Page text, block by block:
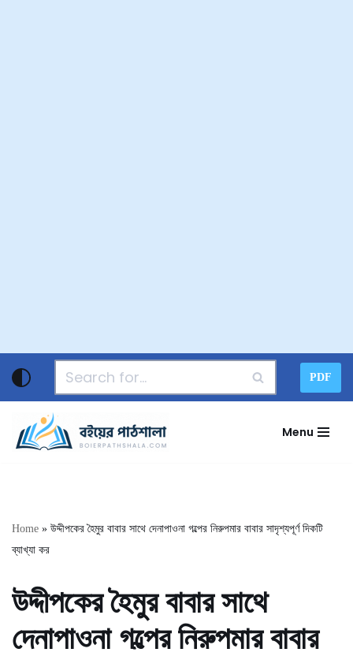
content
PDF
Menu
Home » উদ্দীপকের হৈমুর বাবার সাথে দেনাপাওনা গল্পের নিরুপমার বাবার সাদৃশ্যপূর্ণ দিকটি
ব্যাখ্যা কর
উদ্দীপকের হৈমুর বাবার সাথে
দেনাপাওনা গল্পের নিরুপমার বাবার